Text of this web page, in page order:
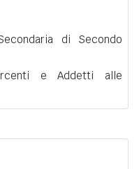
di Secondo
e Addetti alle